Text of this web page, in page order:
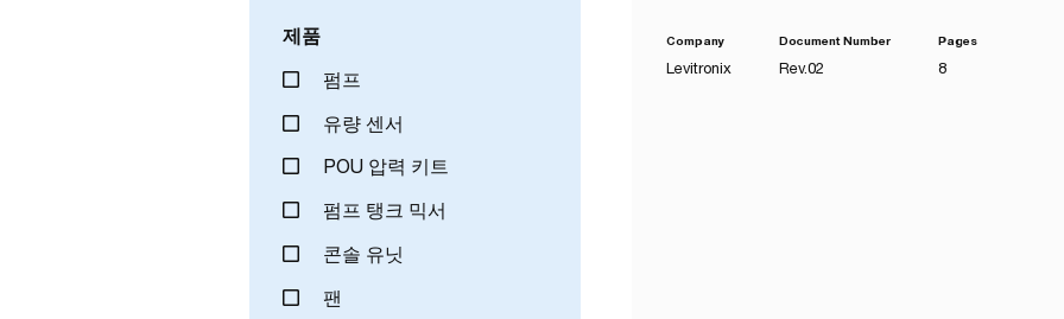
제품
펌프
유량 센서
POU 압력 키트
펌프 탱크 믹서
콘솔 유닛
팬
Company
Levitronix
Document Number
Rev.02
Pages
8